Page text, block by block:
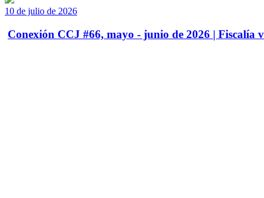
10 de julio de 2026
Conexión CCJ #66, mayo - junio de 2026 | Fiscalía